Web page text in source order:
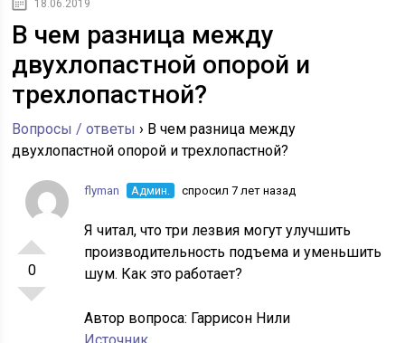
18.06.2019
В чем разница между
двухлопастной опорой и
трехлопастной?
Вопросы / ответы › В чем разница между
двухлопастной опорой и трехлопастной?
0
flyman Админ. спросил 7 лет назад
Я читал, что три лезвия могут улучшить
производительность подъема и уменьшить
шум. Как это работает?
Автор вопроса: Гаррисон Нили